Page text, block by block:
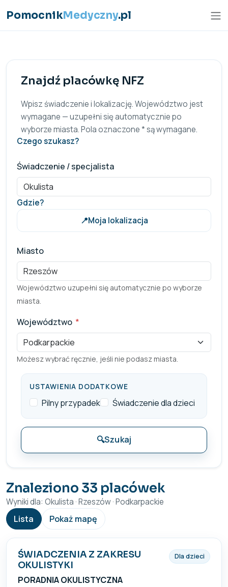
PomocnikMedyczny.pl
Znajdź placówkę NFZ
Wpisz świadczenie i lokalizację. Województwo jest
wymagane — uzupełni się automatycznie po
wyborze miasta. Pola oznaczone * są wymagane.
Czego szukasz?
Świadczenie / specjalista
Gdzie?
📍Moja lokalizacja
Miasto
Województwo uzupełni się automatycznie po wyborze
miasta.
Województwo *
Pole wymagane
Możesz wybrać ręcznie, jeśli nie podasz miasta.
USTAWIENIA DODATKOWE
Pilny przypadek Świadczenie dla dzieci
🔍Szukaj
Znaleziono 33 placówek
Wyniki dla: Okulista · Rzeszów · Podkarpackie
Lista Pokaż mapę
ŚWIADCZENIA Z ZAKRESU
OKULISTYKI
PORADNIA OKULISTYCZNA
Dla dzieci